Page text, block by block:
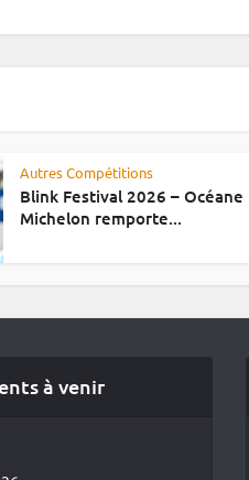
Autres Compétitions
Blink Festival 2026 – Océane
Michelon remporte...
à venir